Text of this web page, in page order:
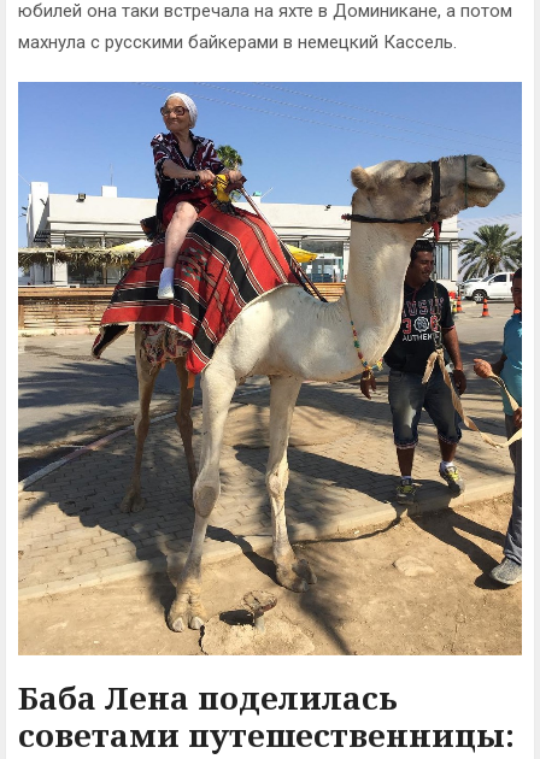
юбилей она таки встречала на яхте в Доминикане, а потом
махнула с русскими байкерами в немецкий Кассель.
Баба Лена поделилась
советами путешественницы: